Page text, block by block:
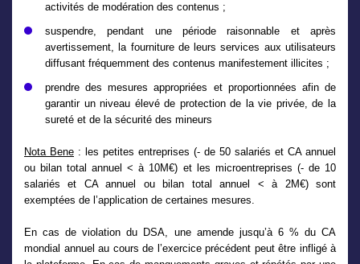
activités de modération des contenus ;
suspendre, pendant une période raisonnable et après
avertissement, la fourniture de leurs services aux utilisateurs
diffusant fréquemment des contenus manifestement illicites ;
prendre des mesures appropriées et proportionnées afin de
garantir un niveau élevé de protection de la vie privée, de la
sureté et de la sécurité des mineurs
Nota Bene : les petites entreprises (- de 50 salariés et CA annuel
ou bilan total annuel < à 10M€) et les microentreprises (- de 10
salariés et CA annuel ou bilan total annuel < à 2M€) sont
exemptées de l’application de certaines mesures.
En cas de violation du DSA, une amende jusqu’à 6 % du CA
mondial annuel au cours de l’exercice précédent peut être infligé à